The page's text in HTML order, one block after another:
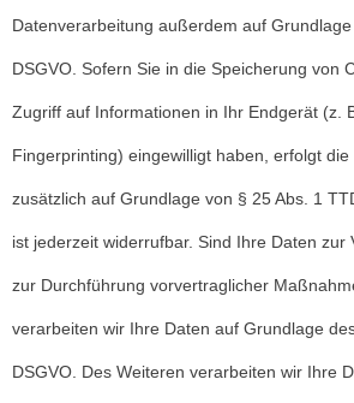
Datenverarbeitung außerdem auf
DSGVO. Sofern Sie in die Speicherung von
Zugriff auf Informationen in Ihr Endgerät (z.
Fingerprinting) eingewilligt haben, erfolgt
zusätzlich auf Grundlage von § 25 Abs. 1
ist jederzeit widerrufbar. Sind Ihre Daten zur
zur Durchführung vorvertraglicher
verarbeiten wir Ihre Daten auf Grundlage
DSGVO. Des Weiteren verarbeiten wir Ihre